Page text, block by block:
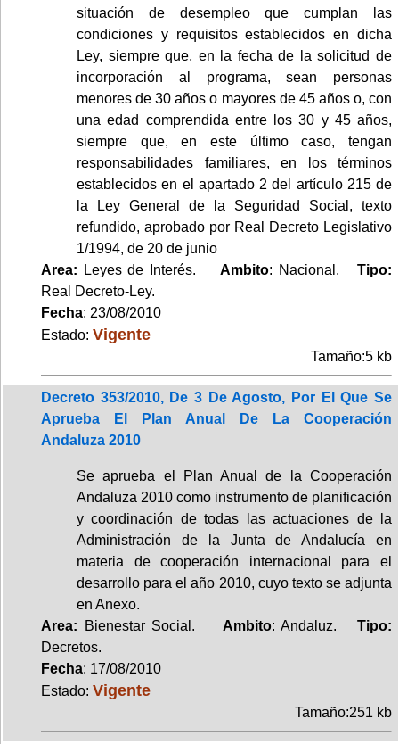
situación de desempleo que cumplan las
condiciones y requisitos establecidos en dicha
Ley, siempre que, en la fecha de la solicitud de
incorporación al programa, sean personas
menores de 30 años o mayores de 45 años o, con
una edad comprendida entre los 30 y 45 años,
siempre que, en este último caso, tengan
responsabilidades familiares, en los términos
establecidos en el apartado 2 del artículo 215 de
la Ley General de la Seguridad Social, texto
refundido, aprobado por Real Decreto Legislativo
1/1994, de 20 de junio
Area: Leyes de Interés.Ambito: Nacional.Tipo:
Real Decreto-Ley.
Fecha: 23/08/2010
Estado: Vigente
Tamaño:5 kb
Decreto 353/2010, De 3 De Agosto, Por El Que Se
Aprueba El Plan Anual De La Cooperación
Andaluza 2010
Se aprueba el Plan Anual de la Cooperación
Andaluza 2010 como instrumento de planificación
y coordinación de todas las actuaciones de la
Administración de la Junta de Andalucía en
materia de cooperación internacional para el
desarrollo para el año 2010, cuyo texto se adjunta
en Anexo.
Area: Bienestar Social. Ambito: Andaluz.Tipo:
Decretos.
Fecha: 17/08/2010
Estado: Vigente
Tamaño:251 kb